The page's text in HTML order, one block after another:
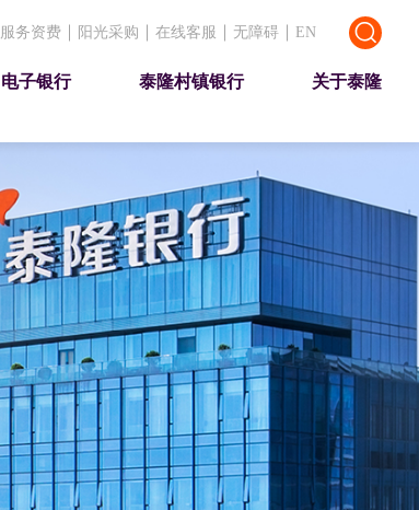
服务资费 阳光采购 在线客服 无障碍 EN
电子银行 泰隆村镇银行 关于泰隆